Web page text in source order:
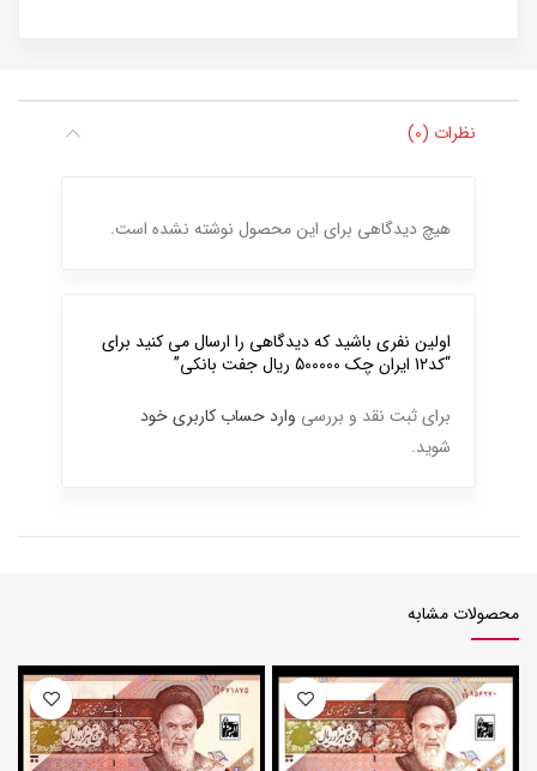
نظرات (0)
هیچ دیدگاهی برای این محصول نوشته نشده است.
اولین نفری باشید که دیدگاهی را ارسال می کنید برای
“کد12 ایران چک 500000 ریال جفت بانکی”
برای ثبت نقد و بررسی وارد حساب کاربری خود
شوید.
محصولات مشابه